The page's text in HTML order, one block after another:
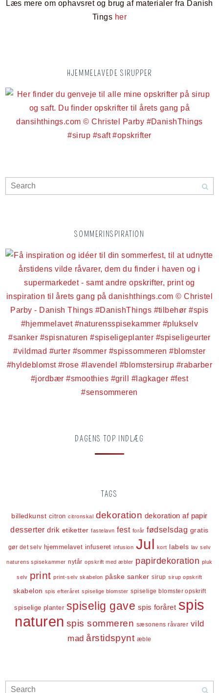
Læs mere om ophavsret og brug af materialer fra Danish
Tings her
HJEMMELAVEDE SIRUPPER
SOMMERINSPIRATION
DAGENS TOP INDLÆG
TAGS
billedkunst citron citronskal dekoration dekoration af papir
desserter drik etiketter fastelavn fest forår fødselsdag gratis
gør det selv hjemmelavet infuseret infusion Jul kort labels lav selv
naturens spisekammer nytår opskrift med æbler papirdekoration pluk
selv print print-selv skabelon påske sanker sirup sirup opskrift
skabelon spis efteråret spiselige blomster spiselige blomster opskrift
spiselige planter spiselig gave spis foråret spis
naturen spis sommeren sæsonens råvarer vild
mad årstidspynt æble